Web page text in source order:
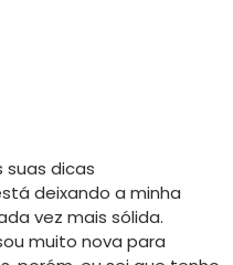
suas dicas
deixando a minha
vez mais sólida.
muito nova para